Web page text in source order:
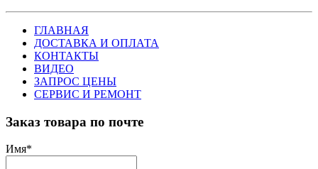
ГЛАВНАЯ
ДОСТАВКА И ОПЛАТА
КОНТАКТЫ
ВИДЕО
ЗАПРОС ЦЕНЫ
СЕРВИС И РЕМОНТ
Заказ товара по почте
Имя*